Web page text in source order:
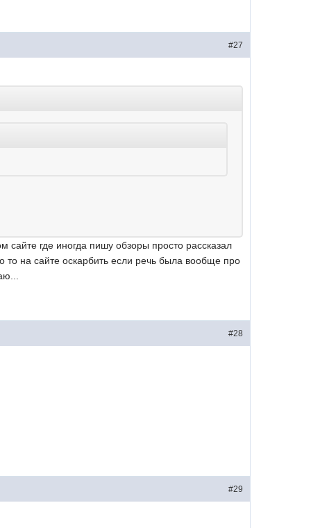
#27
сайте где иногда пишу обзоры просто рассказал
то на сайте оскарбить если речь была вообще про
#28
#29